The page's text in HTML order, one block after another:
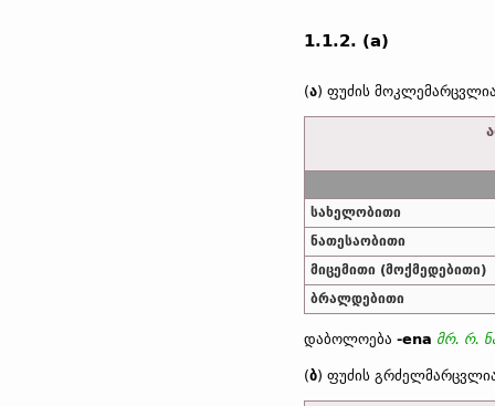
1.1.2. (a)
(ა) ფუძის
სახელობითი
ნათესაობითი
მიცემითი (მოქმედებითი)
ბრალდებითი
დაბოლოება -ena მრ. რ.
(ბ) ფუძის